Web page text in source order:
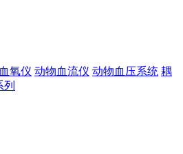
血氧仪 动物血流仪 动物血压系统 耦